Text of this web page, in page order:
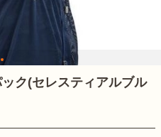
1
ク(セレスティアルブル